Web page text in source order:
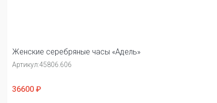
Женские серебряные часы «Адель»
Артикул:45806.606
36600 ₽